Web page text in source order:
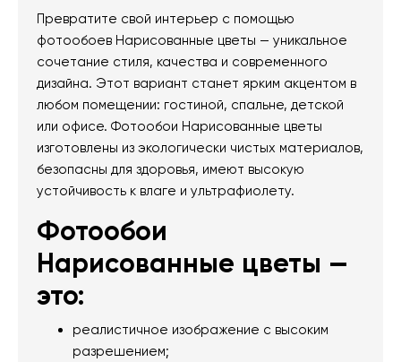
Превратите свой интерьер с помощью
фотообоев Нарисованные цветы — уникальное
сочетание стиля, качества и современного
дизайна. Этот вариант станет ярким акцентом в
любом помещении: гостиной, спальне, детской
или офисе. Фотообои Нарисованные цветы
изготовлены из экологически чистых материалов,
безопасны для здоровья, имеют высокую
устойчивость к влаге и ультрафиолету.
Фотообои
Нарисованные цветы —
это:
реалистичное изображение с высоким
разрешением;